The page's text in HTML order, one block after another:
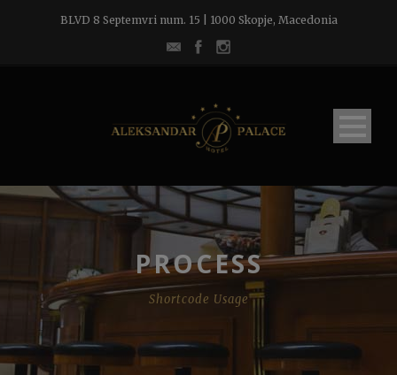
BLVD 8 Septemvri num. 15 | 1000 Skopje, Macedonia
PROCESS
Shortcode Usage